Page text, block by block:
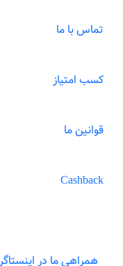
تماس با ما
کسب امتیاز
قوانین ما
Cashback
همراهی ما در